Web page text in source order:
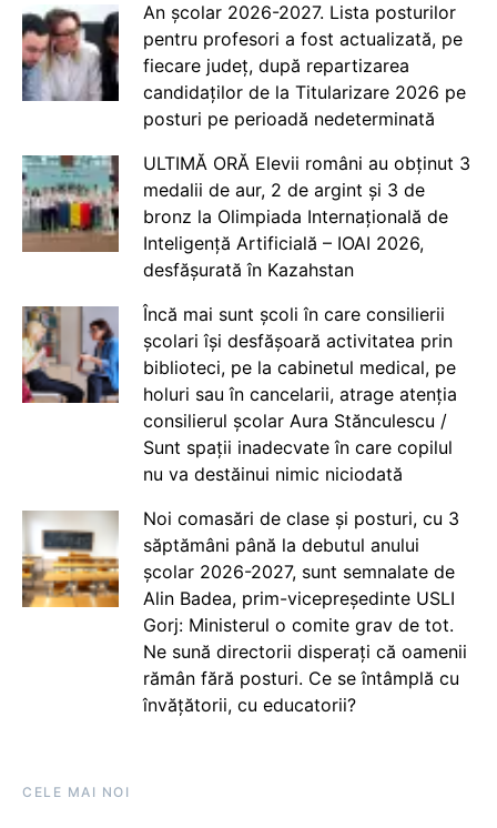
An școlar 2026-2027. Lista posturilor
pentru profesori a fost actualizată, pe
fiecare județ, după repartizarea
candidaților de la Titularizare 2026 pe
posturi pe perioadă nedeterminată
ULTIMĂ ORĂ Elevii români au obținut 3
medalii de aur, 2 de argint și 3 de
bronz la Olimpiada Internațională de
Inteligență Artificială – IOAI 2026,
desfășurată în Kazahstan
Încă mai sunt școli în care consilierii
școlari își desfășoară activitatea prin
biblioteci, pe la cabinetul medical, pe
holuri sau în cancelarii, atrage atenția
consilierul școlar Aura Stănculescu /
Sunt spații inadecvate în care copilul
nu va destăinui nimic niciodată
Noi comasări de clase și posturi, cu 3
săptămâni până la debutul anului
școlar 2026-2027, sunt semnalate de
Alin Badea, prim-vicepreședinte USLI
Gorj: Ministerul o comite grav de tot.
Ne sună directorii disperați că oamenii
rămân fără posturi. Ce se întâmplă cu
învățătorii, cu educatorii?
CELE MAI NOI